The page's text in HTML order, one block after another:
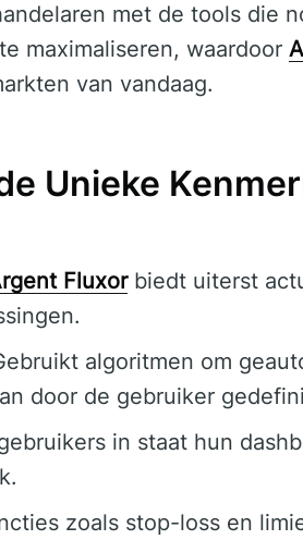
met de tools die
maximaliseren, waardoor
van vandaag.
Unieke
Fluxorbiedt uiterst
algoritmen om
door de gebruiker
in staat hun
zoals stop-loss en